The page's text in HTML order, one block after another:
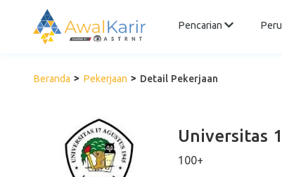
Pencarian
Beranda Pekerjaan Detail Pekerjaan
Universitas
100+